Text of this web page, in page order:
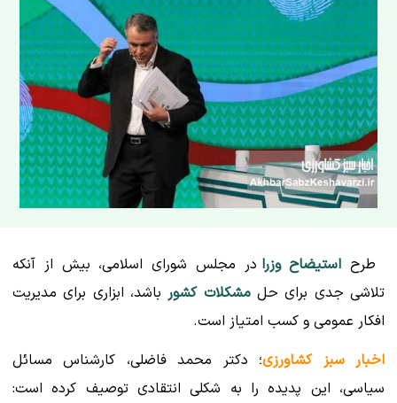
طرح استیضاح وزرا در مجلس شورای اسلامی، بیش از آنکه
تلاشی جدی برای حلمشکلات کشورباشد، ابزاری برای مدیریت
افکار عمومی و کسب امتیاز است.
اخبار سبز کشاورزی؛ دکتر محمد فاضلی، کارشناس مسائل
سیاسی، این پدیده را به شکلی انتقادی توصیف کرده است: